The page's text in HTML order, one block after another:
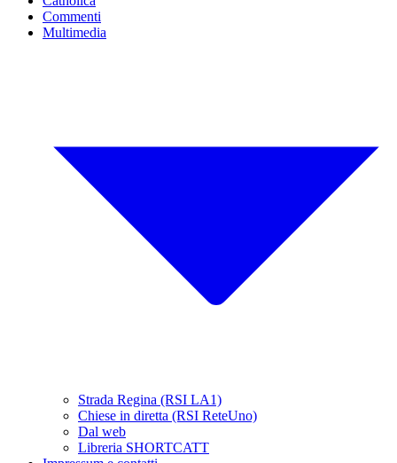
Commenti
Multimedia
Strada Regina (RSI LA1)
Chiese in diretta (RSI ReteUno)
Dal web
Libreria SHORTCATT